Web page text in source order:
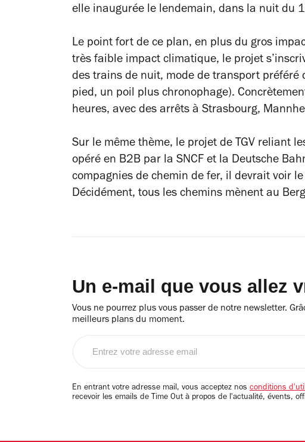
elle inaugurée le lendemain, dans la nuit du
Le point fort de ce plan, en plus du gros
très faible impact climatique, le projet
des trains de nuit, mode de transport préféré
pied, un poil plus chronophage).
heures, avec des arrêts à Strasbourg,
Sur le même thème, le projet de TGV reliant
opéré en B2B par la SNCF et la Deutsche
compagnies de chemin de fer, il devrait voir
Décidément, tous les chemins mènent au
Un e-mail que vous allez
Vous ne pourrez plus vous passer de notre newsletter.
meilleurs plans du moment.
email
En entrant votre adresse mail, vous acceptez nos conditions
recevoir les emails de Time Out à propos de l'actualité, évents,